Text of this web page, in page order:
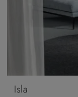
Isla